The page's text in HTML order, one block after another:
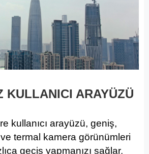
KULLANICI ARAYÜZÜ
kullanıcı arayüzü, geniş,
ve termal kamera görünümleri
geçiş yapmanızı sağlar.